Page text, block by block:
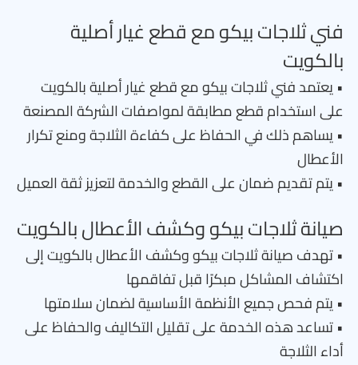
فني ثلاجات بيكو مع قطع غيار أصلية
بالكويت
• يعتمد فني ثلاجات بيكو مع قطع غيار أصلية بالكويت
على استخدام قطع مطابقة لمواصفات الشركة المصنعة
• يساهم ذلك في الحفاظ على كفاءة الثلاجة ومنع تكرار
الأعطال
• يتم تقديم ضمان على القطع والخدمة لتعزيز ثقة العميل
صيانة ثلاجات بيكو وكشف الأعطال بالكويت
• تهدف صيانة ثلاجات بيكو وكشف الأعطال بالكويت إلى
اكتشاف المشاكل مبكرًا قبل تفاقمها
• يتم فحص جميع الأنظمة الأساسية لضمان سلامتها
• تساعد هذه الخدمة على تقليل التكاليف والحفاظ على
أداء الثلاجة